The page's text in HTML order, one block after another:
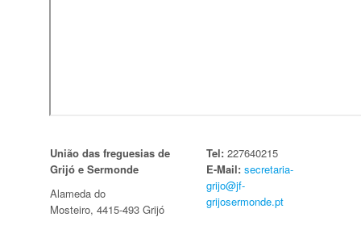
União das freguesias de
Grijó e Sermonde
Alameda do
Mosteiro, 4415-493 Grijó
Tel: 227640215
E-Mail: secretaria-
grijo@jf-
grijosermonde.pt